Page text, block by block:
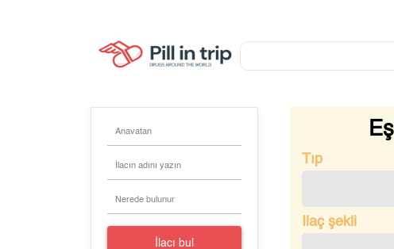
Anavatan
İlacın adını yazın
Nerede bulunur
İlacı bul
Tıp
Ilaç şekli